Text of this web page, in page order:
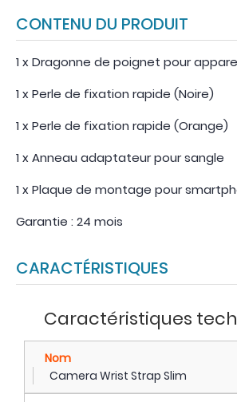
CONTENU DU PRODUIT
1 x Dragonne de poignet pour
1 x Perle de fixation rapide (Noire)
1 x Perle de fixation rapide (Orange)
1 x Anneau adaptateur pour sangle
1 x Plaque de montage pour
Garantie : 24 mois
CARACTÉRISTIQUES
Caractéristiques
Nom
Camera Wrist Strap Slim